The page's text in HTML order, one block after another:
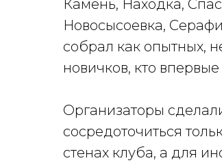
Камень, Находка,
Новосысоевка,
собрал как опытных,
новичков, кто
Организаторы
сосредоточиться
стенах клуба, а для